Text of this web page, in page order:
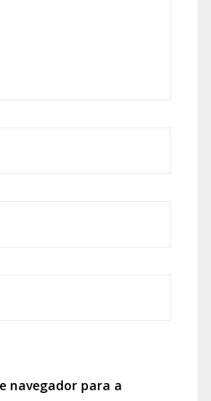
navegador para a